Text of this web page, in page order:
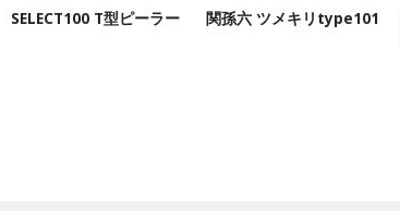
SELECT100 T型ピーラー 関孫六 ツメキリtype101